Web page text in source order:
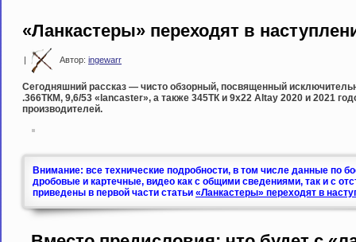
«Ланкастеры» переходят в
| Автор: ingewarr
Сегодняшний рассказ — чисто обзорный, посвященный
.366ТКМ, 9,6/53 «lancaster», а также 345ТК и 9х22 Altay 2020 и 2021
производителей.
Внимание: все технические подробности, в том числе данные по
дробовые и картечные, видео как с общими сведениями, так и с
приведены в первой части статьи «Ланкастеры» переходят в